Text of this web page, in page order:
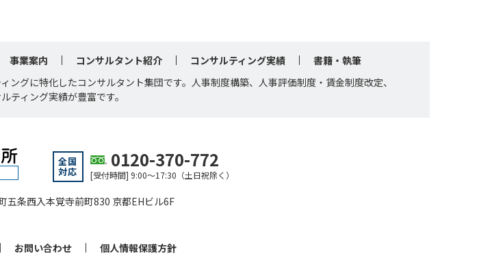
事業案内 コンサルタント紹介 コンサルティング実績
書籍・執筆
ングに特化したコンサルタント集団です。人事制度構築、人事評価制度・賃金制度改定、
ティング実績が豊富です。
全国
対応
0120-370-772
[受付時間] 9:00～17:30（土日祝除く）
五条西入本覚寺前町830 京都EHビル6F
お問い合わせ 個人情報保護方針